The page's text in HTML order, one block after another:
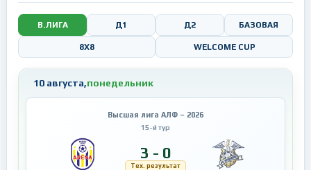
В.ЛИГА Д1 Д2 БАЗОВАЯ
8X8 WELCOME CUP
10 августа,понедельник
Высшая лига АЛФ – 2026
15-й тур
3 - 0
Тех. результат